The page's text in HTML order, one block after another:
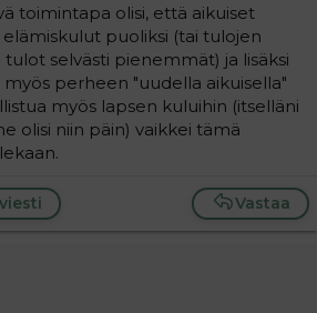
toimintapa olisi, että aikuiset
elämiskulut puoliksi (tai tulojen
tulot selvästi pienemmät) ja lisäksi
perheen "uudella aikuisella"
myös lapsen kuluihin (itselläni
olisi niin päin) vaikkei tämä
Vastaa